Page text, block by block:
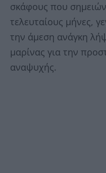
σκάφους που
τελευταίους μήνες,
την άμεση ανάγκη
μαρίνας για την
αναψυχής.